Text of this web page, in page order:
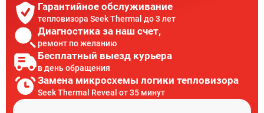
Гарантийное обслуживание
тепловизора Seek Thermal до 3 лет
Диагностика за наш счет,
ремонт по желанию
Бесплатный выезд курьера
в день обращения
Замена микросхемы логики тепловизора
Seek Thermal Reveal от 35 минут